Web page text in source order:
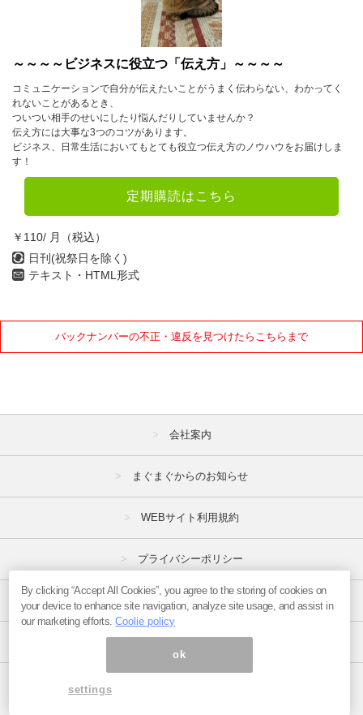
～～～～ビジネスに役立つ「伝え方」～～～～
コミュニケーションで自分が伝えたいことがうまく伝わらない、わかってく
れないことがあるとき、
ついつい相手のせいにしたり悩んだりしていませんか？
伝え方には大事な3つのコツがあります。
ビジネス、日常生活においてもとても役立つ伝え方のノウハウをお届けしま
す！
定期購読はこちら
￥110/ 月（税込）
日刊(祝祭日を除く)
テキスト・HTML形式
バックナンバーの不正・違反を見つけたらこちらまで
2月
4月 5月 6月
7月 8月 9月
10月 11月
2月
7月
2013年
7月 8月 9月
2月
5月
10月 11月 12月
会社案内
まぐまぐからのお知らせ
WEBサイト利用規約
プライバシーポリシー
特定商取引法
広告掲載はこちら
ページ内の商標は全て商標権者に属します。
By clicking “Accept All Cookies”, you agree to the storing of cookies on
your device to enhance site navigation, analyze site usage, and assist in
our marketing efforts.Coolie policy
ok
settings